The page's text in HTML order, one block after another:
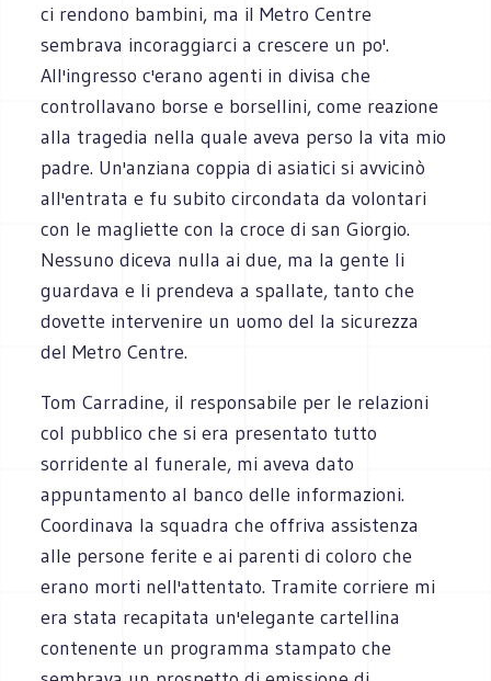
ci rendono bambini, ma il Metro Centre
sembrava incoraggiarci a crescere un po'.
All'ingresso c'erano agenti in divisa che
controllavano borse e borsellini, come reazione
alla tragedia nella quale aveva perso la vita mio
padre. Un'anziana coppia di asiatici si avvicinò
all'entrata e fu subito circondata da volontari
con le magliette con la croce di san Giorgio.
Nessuno diceva nulla ai due, ma la gente li
guardava e li prendeva a spallate, tanto che
dovette intervenire un uomo del la sicurezza
del Metro Centre.
Tom Carradine, il responsabile per le relazioni
col pubblico che si era presentato tutto
sorridente al funerale, mi aveva dato
appuntamento al banco delle informazioni.
Coordinava la squadra che offriva assistenza
alle persone ferite e ai parenti di coloro che
erano morti nell'attentato. Tramite corriere mi
era stata recapitata un'elegante cartellina
contenente un programma stampato che